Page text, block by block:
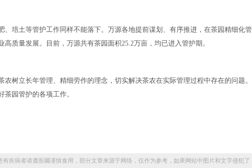
培土等管护工作同样不能落下。万源各地提前谋划、有序推进，在茶园精细化管
质量发展。目前，万源共有茶园面积25.2万亩，均已进入管护期。
树立长年管理、精细劳作的理念，切实解决茶农在实际管理过程中存在的问题。
园管护的各项工作。
疾病者请遵医嘱谨慎食用，部分文章来源于网络，仅作为参考，如果网站中图片和文字侵犯了